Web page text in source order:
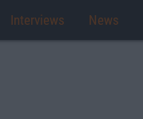
Interviews News